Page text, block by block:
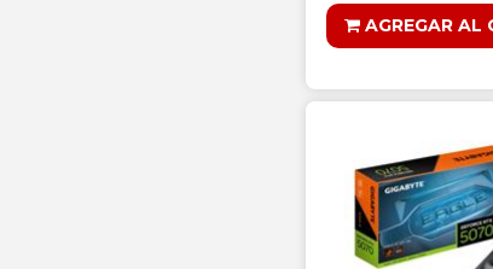
AGREGAR AL